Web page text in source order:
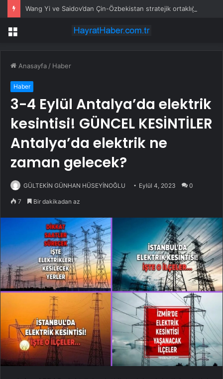
Menü
Anasayfa / Haber
Haber
3-4 Eylül Antalya’da elektrik
kesintisi! GÜNCEL KESİNTİLER
Antalya’da elektrik ne
zaman gelecek?
GÜLTEKİN GÜNHAN HÜSEYİNOĞLU Eylül 4, 2023 0
7 Bir dakikadan az